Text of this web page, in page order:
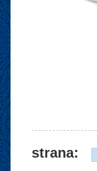
strana: